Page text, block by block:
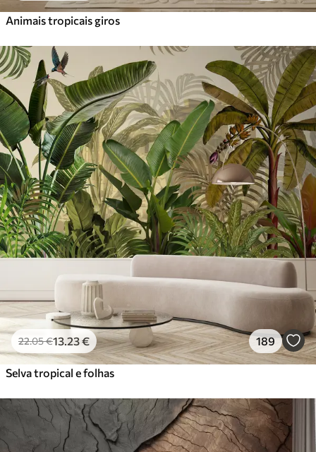
Animais tropicais giros
22.05€13.23€ 189
Selva tropical e folhas